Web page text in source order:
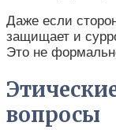
Даже если
защищает и
Это не
вопросы